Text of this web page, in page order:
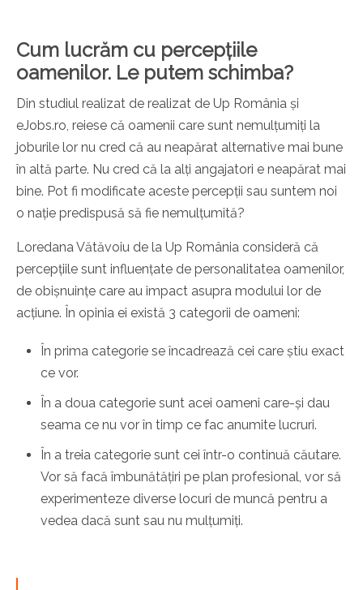
Cum lucrăm cu percepțiile
oamenilor. Le putem schimba?
Din studiul realizat de realizat de Up România și
eJobs.ro, reiese că oamenii care sunt nemulțumiți la
joburile lor nu cred că au neapărat alternative mai bune
în altă parte. Nu cred că la alți angajatori e neapărat mai
bine. Pot fi modificate aceste percepții sau suntem noi
o nație predispusă să fie nemulțumită?
Loredana Vătăvoiu de la Up România consideră că
percepțiile sunt influențate de personalitatea oamenilor,
de obișnuințe care au impact asupra modului lor de
acțiune. În opinia ei există 3 categorii de oameni:
În prima categorie se încadrează cei care știu exact
ce vor.
În a doua categorie sunt acei oameni care-și dau
seama ce nu vor în timp ce fac anumite lucruri.
În a treia categorie sunt cei într-o continuă căutare.
Vor să facă îmbunătățiri pe plan profesional, vor să
experimenteze diverse locuri de muncă pentru a
vedea dacă sunt sau nu mulțumiți.